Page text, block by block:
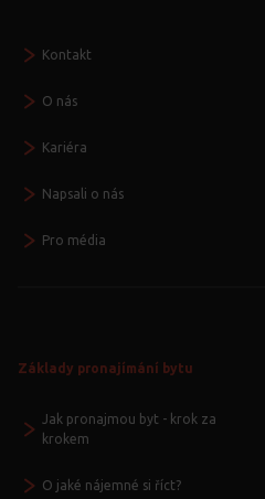
Kontakt
O nás
Kariéra
Napsali o nás
Pro média
Základy pronajímání bytu
Jak pronajmou byt - krok za
krokem
O jaké nájemné si říct?